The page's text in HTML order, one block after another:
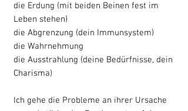
die Erdung (mit beiden Beinen fest im
Leben stehen)
die Abgrenzung (dein Immunsystem)
die Wahrnehmung
die Ausstrahlung (deine Bedürfnisse, dein
Charisma)
Ich gehe die Probleme an ihrer Ursache